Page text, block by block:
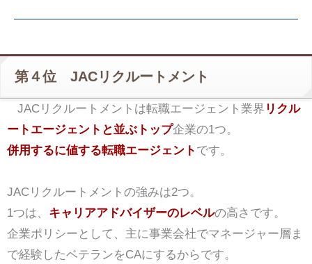
第４位 JACリクルートメント
JACリクルートメントは転職エージェント業界 リクル
ートエージェントと並ぶトップ企業の1つ。
併用するに値する転職エージェント です。
JACリクルートメントの強みは2つ。
1つは、 キャリアアドバイザーのレベルの高さです。
企業ポリシーとして、主に事業会社でマネージャー層ま
で経験したベテランをCAにするからです。